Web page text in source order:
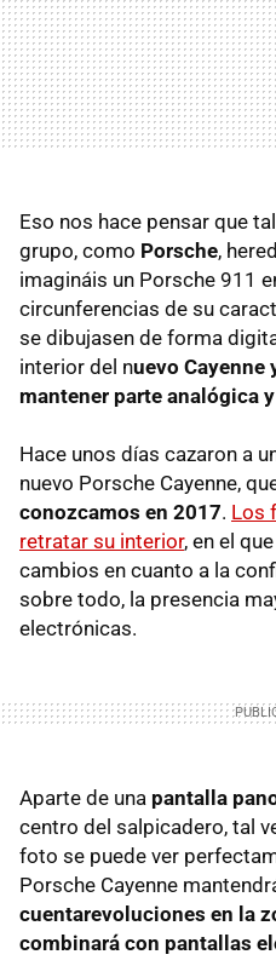
Eso nos hace pensar que
grupo, como Porsche,
imagináis un Porsche 911
circunferencias de su
se dibujasen de forma
interior del nuevo Cayenne
mantener parte analógica
Hace unos días cazaron a
nuevo Porsche Cayenne,
conozcamos en 2017. Los
retratar su interior, en el
cambios en cuanto a la
sobre todo, la presencia
electrónicas.
Aparte de una pantalla
centro del salpicadero, tal
foto se puede ver
Porsche Cayenne
cuentarevoluciones en la
combinará con pantallas